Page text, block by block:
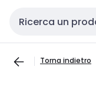
Cerca input
Torna indietro